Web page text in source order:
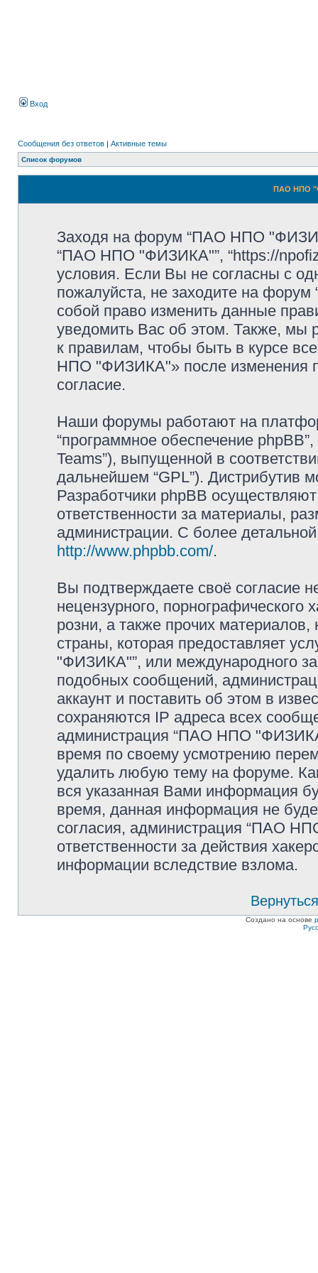
Вход
Сообщения без ответов | Активные темы
Список форумов
ПАО НПО
Заходя на форум “ПАО НПО
“ПАО НПО "ФИЗИКА"”, “https://
условия. Если Вы не согласны с
пожалуйста, не заходите на
собой право изменить данные
уведомить Вас об этом. Также, мы
к правилам, чтобы быть в курсе
НПО "ФИЗИКА"» после изменения
согласие.
Наши форумы работают на
“программное обеспечение
Teams”), выпущенной в
дальнейшем “GPL”). Дистрибутив
Разработчики phpBB
ответственности за материалы,
администрации. С более
http://www.phpbb.com/.
Вы подтверждаете своё согласие
нецензурного, порнографического
розни, а также прочих
страны, которая предоставляет
"ФИЗИКА"”, или международного
подобных сообщений,
аккаунт и поставить об этом в
сохраняются IP адреса всех
администрация “ПАО НПО
время по своему усмотрению
удалить любую тему на форуме.
вся указанная Вами информация
время, данная информация не
согласия, администрация “ПАО
ответственности за действия
информации вследствие взлома.
Создано на основе